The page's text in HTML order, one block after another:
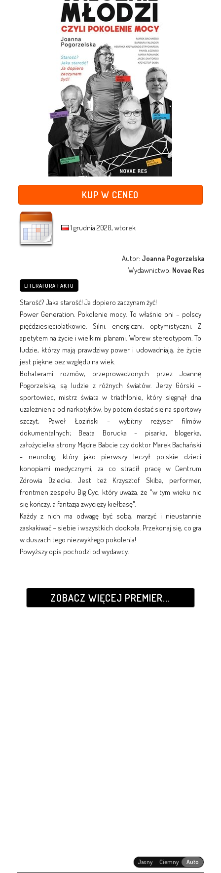
KUP W CENEO
1 grudnia 2020, wtorek
Autor: Joanna Pogorzelska
Wydawnictwo: Novae Res
LITERATURA FAKTU
Starość? Jaka starość! Ja dopiero zaczynam żyć!
Power Generation. Pokolenie mocy. To właśnie oni – polscy
pięćdziesięciolatkowie. Silni, energiczni, optymistyczni. Z
apetytem na życie i wielkimi planami. Wbrew stereotypom. To
ludzie, którzy mają prawdziwy power i udowadniają, że życie
jest piękne bez względu na wiek.
Bohaterami rozmów, przeprowadzonych przez Joannę
Pogorzelską, są ludzie z różnych światów. Jerzy Górski –
sportowiec, mistrz świata w triathlonie, który sięgnął dna
uzależnienia od narkotyków, by potem dostać się na sportowy
szczyt; Paweł Łoziński - wybitny reżyser filmów
dokumentalnych; Beata Borucka - pisarka, blogerka,
założycielka strony Mądre Babcie czy doktor Marek Bachański
- neurolog, który jako pierwszy leczył polskie dzieci
konopiami medycznymi, za co stracił pracę w Centrum
Zdrowia Dziecka. Jest też Krzysztof Skiba, performer,
frontmen zespołu Big Cyc, który uważa, że "w tym wieku nic
się kończy, a fantazja zwycięży kiełbasę".
Każdy z nich ma odwagę być sobą, marzyć i nieustannie
zaskakiwać – siebie i wszystkich dookoła. Przekonaj się, co gra
w duszach tego niezwykłego pokolenia!
Powyższy opis pochodzi od wydawcy.
ZOBACZ WIĘCEJ PREMIER...
Jasny Ciemny Auto